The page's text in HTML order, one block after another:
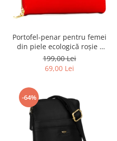
Portofel-penar pentru femei
din piele ecologică roșie -
Rovicky PTR-R-PRK-01-U8-
6338-RED
199,00 Lei
69,00 Lei
-64%